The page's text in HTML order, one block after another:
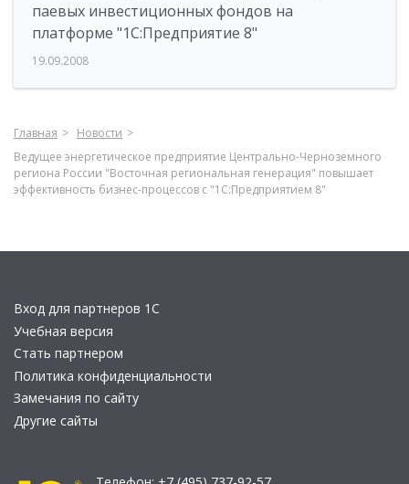
паевых инвестиционных фондов на
платформе "1С:Предприятие 8"
19.09.2008
Главная
Новости
Ведущее энергетическое предприятие Центрально-Черноземного
региона России "Восточная региональная генерация" повышает
эффективность бизнес-процессов с "1С:Предприятием 8"
Вход для партнеров 1С
Учебная версия
Стать партнером
Политика конфиденциальности
Замечания по сайту
Другие сайты